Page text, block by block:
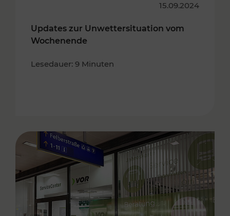
15.09.2024
Updates zur Unwettersituation vom
Wochenende
Lesedauer: 9 Minuten